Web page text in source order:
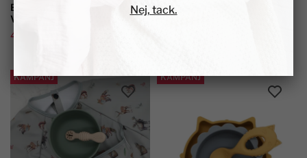
Barnservis Kombo: ELIN +
VILMA +...
446 kr
KOMBO: VILMA + MATILDA +
ASLAN +...
KAMPANJ KAMPANJ
Nej, tack.